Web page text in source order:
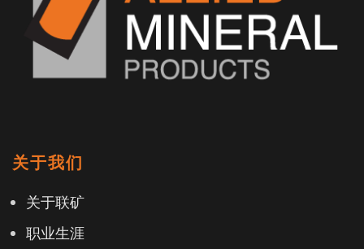
关于我们
关于联矿
职业生涯